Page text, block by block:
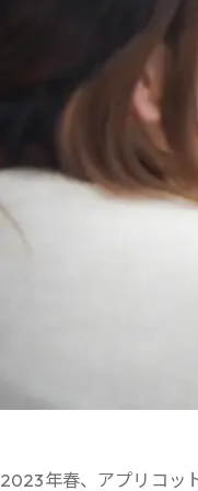
2023年春、アプリコッ